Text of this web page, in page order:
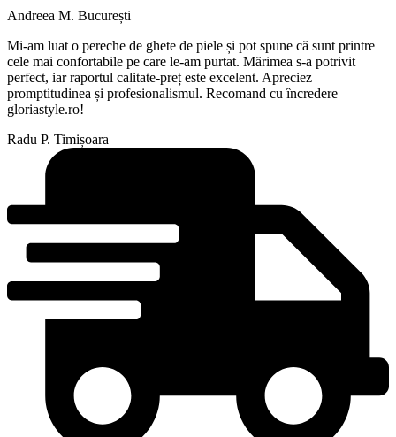
Andreea M. București
Mi-am luat o pereche de ghete de piele și pot spune că sunt printre
cele mai confortabile pe care le-am purtat. Mărimea s-a potrivit
perfect, iar raportul calitate-preț este excelent. Apreciez
promptitudinea și profesionalismul. Recomand cu încredere
gloriastyle.ro!
Radu P. Timișoara